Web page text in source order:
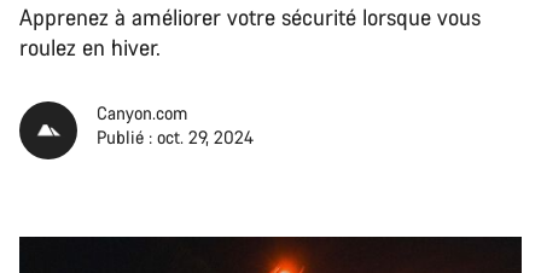
Apprenez à améliorer votre sécurité lorsque vous
roulez en hiver.
Canyon.com
Publié : oct. 29, 2024